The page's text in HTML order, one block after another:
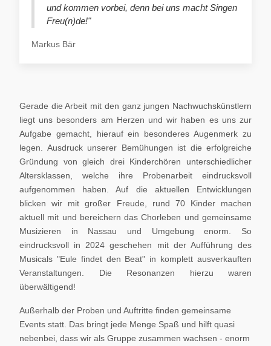
und kommen vorbei, denn bei uns macht Singen
Freu(n)de!"
Markus Bär
Gerade die Arbeit mit den ganz jungen Nachwuchskünstlern
liegt uns besonders am Herzen und wir haben es uns zur
Aufgabe gemacht, hierauf ein besonderes Augenmerk zu
legen. Ausdruck unserer Bemühungen ist die erfolgreiche
Gründung von gleich drei Kinderchören unterschiedlicher
Altersklassen, welche ihre Probenarbeit eindrucksvoll
aufgenommen haben. Auf die aktuellen Entwicklungen
blicken wir mit großer Freude, rund 70 Kinder machen
aktuell mit und bereichern das Chorleben und gemeinsame
Musizieren in Nassau und Umgebung enorm. So
eindrucksvoll in 2024 geschehen mit der Aufführung des
Musicals "Eule findet den Beat" in komplett ausverkauften
Veranstaltungen. Die Resonanzen hierzu waren
überwältigend!
Außerhalb der Proben und Auftritte finden gemeinsame
Events statt. Das bringt jede Menge Spaß und hilft quasi
nebenbei, dass wir als Gruppe zusammen wachsen - enorm